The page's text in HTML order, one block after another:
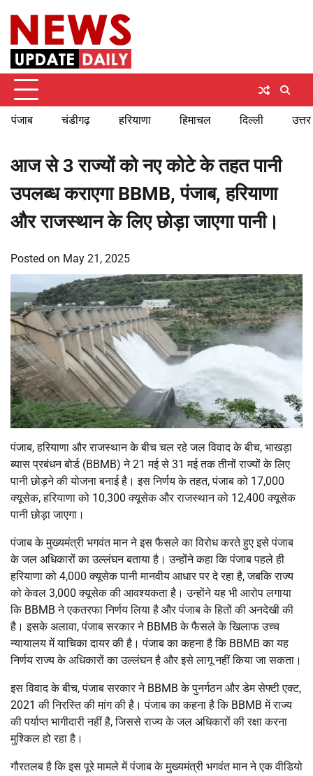
content
पंजाब चंडीगढ़ हरियाणा हिमाचल दिल्ली
आज से 3 राज्यों को नए कोटे के तहत पानी
उपलब्ध कराएगा BBMB, पंजाब, हरियाणा
और राजस्थान के लिए छोड़ा जाएगा पानी।
Posted on May 21, 2025
पंजाब, हरियाणा और राजस्थान के बीच चल रहे जल विवाद के बीच, भाखड़ा
ब्यास प्रबंधन बोर्ड (BBMB) ने 21 मई से 31 मई तक तीनों राज्यों के लिए
पानी छोड़ने की योजना बनाई है। इस निर्णय के तहत, पंजाब को 17,000
क्यूसेक, हरियाणा को 10,300 क्यूसेक और राजस्थान को 12,400 क्यूसेक
पानी छोड़ा जाएगा।
पंजाब के मुख्यमंत्री भगवंत मान ने इस फैसले का विरोध करते हुए इसे पंजाब
के जल अधिकारों का उल्लंघन बताया है। उन्होंने कहा कि पंजाब पहले ही
हरियाणा को 4,000 क्यूसेक पानी मानवीय आधार पर दे रहा है, जबकि राज्य
को केवल 3,000 क्यूसेक की आवश्यकता है। उन्होंने यह भी आरोप लगाया
कि BBMB ने एकतरफा निर्णय लिया है और पंजाब के हितों की अनदेखी की
है। इसके अलावा, पंजाब सरकार ने BBMB के फैसले के खिलाफ उच्च
न्यायालय में याचिका दायर की है। पंजाब का कहना है कि BBMB का यह
निर्णय राज्य के अधिकारों का उल्लंघन है और इसे लागू नहीं किया जा सकता।
इस विवाद के बीच, पंजाब सरकार ने BBMB के पुनर्गठन और डेम सेफ्टी एक्ट,
2021 की निरस्ति की मांग की है। पंजाब का कहना है कि BBMB में राज्य
की पर्याप्त भागीदारी नहीं है, जिससे राज्य के जल अधिकारों की रक्षा करना
मुश्किल हो रहा है।
गौरतलब है कि इस पूरे मामले में पंजाब के मुख्यमंत्री भगवंत मान ने एक वीडियो